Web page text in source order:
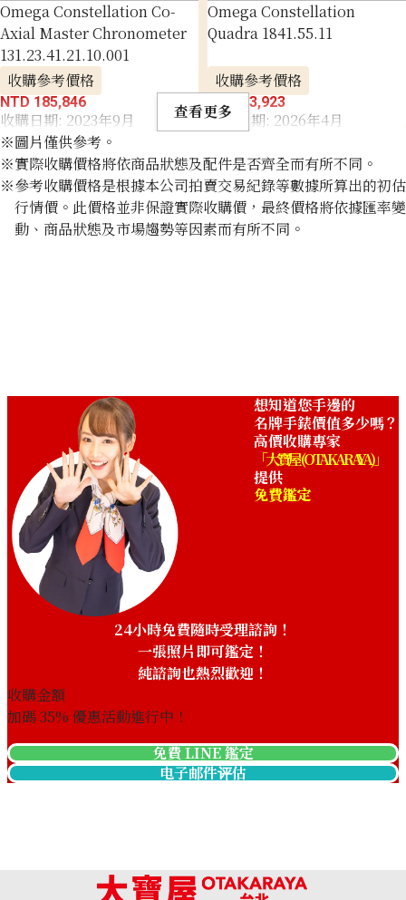
Omega Constellation Co-
Axial Master Chronometer
131.23.41.21.10.001
收購參考價格
NTD 185,846
收購日期: 2023年9月
Omega Constellation
Quadra 1841.55.11
收購參考價格
NTD 13,923
收購日期: 2026年4月
查看更多
※圖片僅供參考。
※實際收購價格將依商品狀態及配件是否齊全而有所不同。
※參考收購價格是根據本公司拍賣交易紀錄等數據所算出的初估
行情價。此價格並非保證實際收購價，最終價格將依據匯率變
動、商品狀態及市場趨勢等因素而有所不同。
想知道您手邊的
名牌手錶價值多少嗎？
高價收購專家
「大寶屋 (OTAKARAYA)」
提供
免費鑑定
24小時免費隨時受理諮詢！
一張照片即可鑑定！
純諮詢也熱烈歡迎！
收購金額
加碼35% 優惠活動進行中！
免費 LINE 鑑定
电子邮件评估